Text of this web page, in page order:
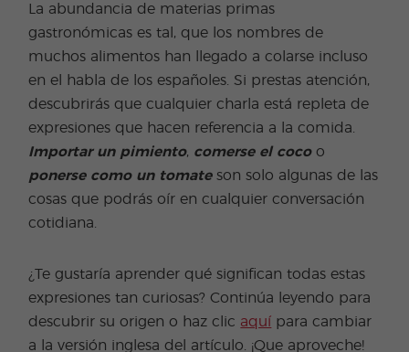
La abundancia de materias primas
gastronómicas es tal, que los nombres de
muchos alimentos han llegado a colarse incluso
en el habla de los españoles. Si prestas atención,
descubrirás que cualquier charla está repleta de
expresiones que hacen referencia a la comida.
Importar un pimiento, comerse el cocoo
ponerse como un tomateson solo algunas de las
cosas que podrás oír en cualquier conversación
cotidiana.
¿Te gustaría aprender qué significan todas estas
expresiones tan curiosas? Continúa leyendo para
descubrir su origen o haz clic aquí para cambiar
a la versión inglesa del artículo. ¡Que aproveche!